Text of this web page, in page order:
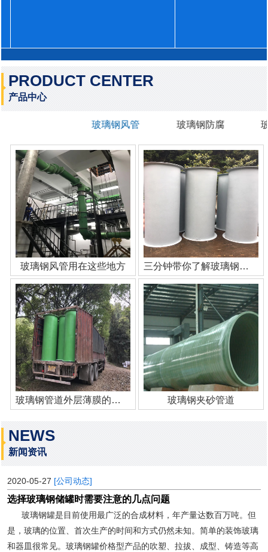
PRODUCT CENTER
产品中心
玻璃钢风管 玻璃钢防腐
玻璃钢风管用在这些地方 三分钟带你了解玻璃钢管道
玻璃钢管道外层薄膜的作用 玻璃钢夹砂管道
NEWS
新闻资讯
2020-05-27 [公司动态]
选择玻璃钢储罐时需要注意的几点问题
玻璃钢罐是目前使用最广泛的合成材料，年产量达数百万吨。但
是，玻璃的位置、首次生产的时间和方式仍然未知。简单的装饰玻璃
和器皿很常见。玻璃钢罐价格型产品的吹塑、拉拔、成型、铸造等高